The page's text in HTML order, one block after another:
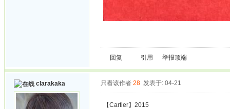
回复 引用 举报顶端
clarakaka 只看该作者 28 发表于: 04-21
【Cartier】2015